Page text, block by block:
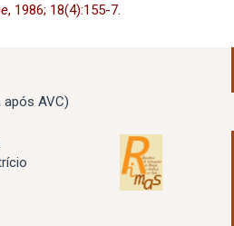
, 1986; 18(4):155-7.
AVC)